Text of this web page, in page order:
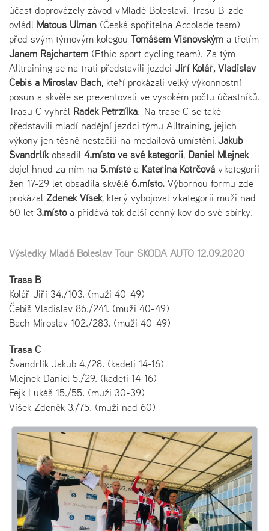
účast doprovázely závod v Mladé Boleslavi. Trasu B zde
ovládl Matouš Ulman (Česká spořitelna Accolade team)
před svým týmovým kolegou Tomášem Višňovským a třetím
Janem Rajchartem (Ethic sport cycling team). Za tým
Alltraining se na trati představili jezdci Jiří Kolář, Vladislav
Čebiš a Miroslav Bach, kteří prokázali velký výkonnostní
posun a skvěle se prezentovali ve vysokém počtu účastníků.
Trasu C vyhrál Radek Petržílka. Na trase C se také
představili mladí nadějní jezdci týmu Alltraining, jejich
výkony jen těsně nestačili na medailová umístění.Jakub
Švandrlíkobsadil 4.místo ve své kategorii, Daniel Mlejnek
dojel hned za ním na 5.místěa Kateřina Kotrčová v kategorii
žen 17-29 let obsadila skvělé 6.místo. Výbornou formu zde
prokázal Zdeněk Víšek, který vybojoval v kategorii muži nad
60 let 3.místoa přidává tak další cenný kov do své sbírky.
Výsledky Mladá Boleslav Tour ŠKODA AUTO 12.09.2020
Trasa B
Kolář Jiří 34./103. (muži 40-49)
Čebiš Vladislav 86./241. (muži 40-49)
Bach Miroslav 102./283. (muži 40-49)
Trasa C
Švandrlík Jakub 4./28. (kadeti 14-16)
Mlejnek Daniel 5./29. (kadeti 14-16)
Fejk Lukáš 15./55. (muži 30-39)
Víšek Zdeněk 3./75. (muži nad 60)